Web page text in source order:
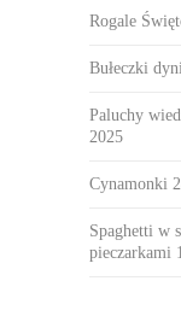
Rogale
Bułeczki
Paluchy
2025
Cynamonki
Spaghetti w
pieczarkami